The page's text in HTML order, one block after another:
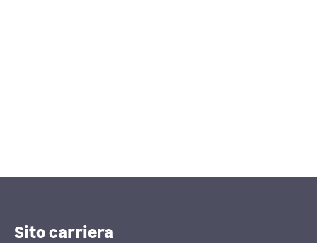
Sito carriera